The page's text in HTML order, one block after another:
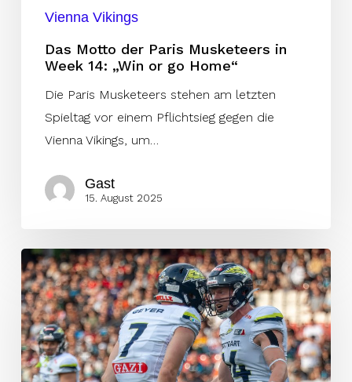
Home“Vienna Vikings
Das Motto der Paris Musketeers in
Week 14: „Win or go Home“
Die Paris Musketeers stehen am letzten
Spieltag vor einem Pflichtsieg gegen die
Vienna Vikings, um…
Gast
15. August 2025
Stuttgart
Surge
trifft
auf
Musketeers
im